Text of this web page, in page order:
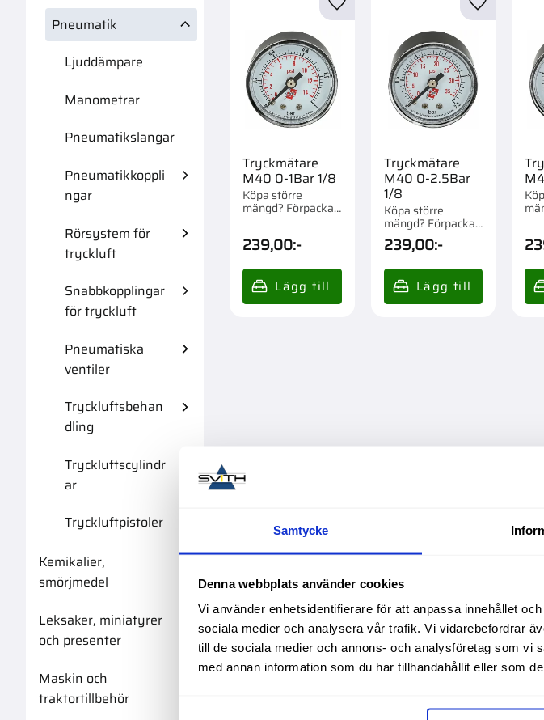
Samtycke
Denna webbplats använder cookies
Vi använder enhetsidentifierare för att anpassa innehållet
sociala medier och analysera vår trafik. Vi vidarebefordrar
till de sociala medier och annons- och analysföretag som vi
med annan information som du har tillhandahållit eller som
Tryckmätare
M40 0-1Bar 1/8
Köpa större
mängd? Förpackad
om 1 st.
239,00:-
Lägg till i favoriter
Tryckmätare
M40 0-2.5Bar
1/8
Köpa större
mängd? Förpackad
om 1 st.
239,00:-
Lägg till i
Pneumatik
Ljuddämpare
Manometrar
Pneumatikslangar
Pneumatikkoppli
ngar
Rörsystem för
tryckluft
Snabbkopplingar
för tryckluft
Pneumatiska
ventiler
Tryckluftsbehan
dling
Tryckluftscylindr
ar
Tryckluftpistoler
Kemikalier,
smörjmedel
Leksaker, miniatyrer
och presenter
Maskin och
traktortillbehör